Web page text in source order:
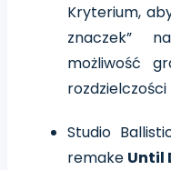
Kryterium,
znaczek”
możliwość
rozdzielczości
Studio
remake Until